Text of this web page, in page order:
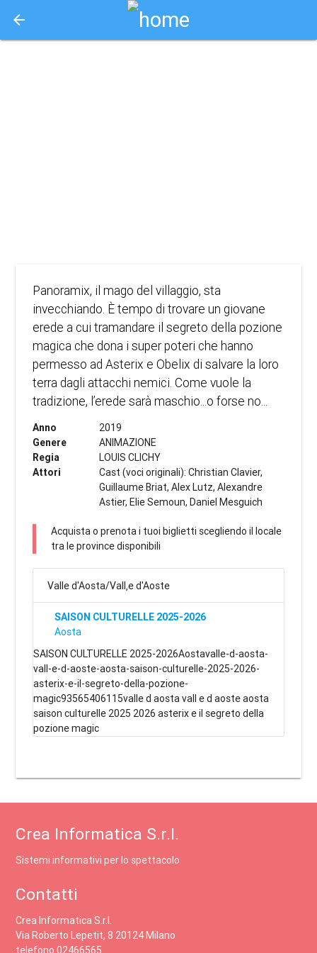
arrow_back
Panoramix, il mago del villaggio, sta
invecchiando. È tempo di trovare un giovane
erede a cui tramandare il segreto della pozione
magica che dona i super poteri che hanno
permesso ad Asterix e Obelix di salvare la loro
terra dagli attacchi nemici. Come vuole la
tradizione, l’erede sarà maschio...o forse no...
Anno
2019
Genere
ANIMAZIONE
Regia
LOUIS CLICHY
Attori
Cast (voci originali): Christian Clavier,
Guillaume Briat, Alex Lutz, Alexandre
Astier, Elie Semoun, Daniel Mesguich
Acquista o prenota i tuoi biglietti scegliendo il locale
tra le province disponibili
Valle d'Aosta/Vall‚e d'Aoste
SAISON CULTURELLE 2025-2026
Aosta
SAISON CULTURELLE 2025-2026Aostavalle-d-aosta-
vall-e-d-aoste-aosta-saison-culturelle-2025-2026-
asterix-e-il-segreto-della-pozione-
magic93565406115valle d aosta vall e d aoste aosta
saison culturelle 2025 2026 asterix e il segreto della
pozione magic
Crea Informatica S.r.l.
Sistemi informativi per lo spettacolo
Contatti
Crea Informatica S.r.l.
Via Roberto Lepetit, 8 20124 Milano
telefono 02466565